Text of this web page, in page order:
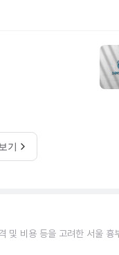
기
및 비용 등을 고려한 서울 흉